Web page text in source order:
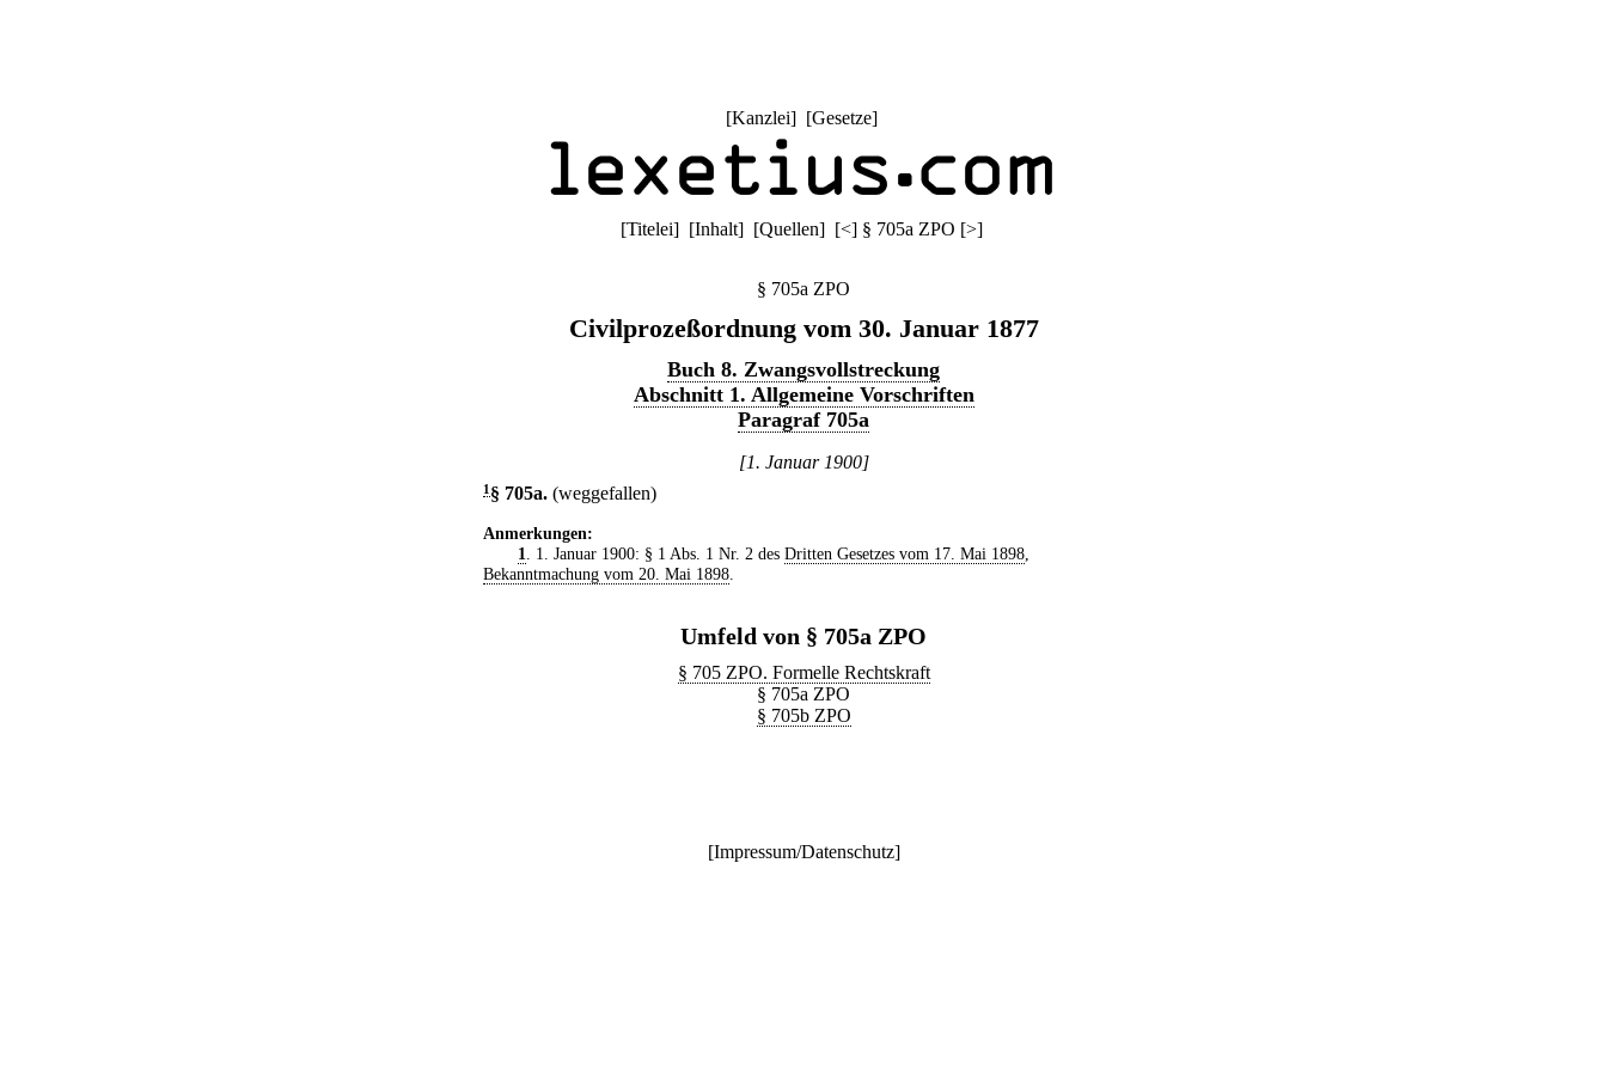
[Kanzlei] [Gesetze]
[Titelei] [Inhalt] [Quellen] [<] § 705a ZPO [>]
§ 705a ZPO
Civilprozeßordnung vom 30. Januar 1877
Buch 8. Zwangsvollstreckung
Abschnitt 1. Allgemeine Vorschriften
Paragraf 705a
[1. Januar 1900]
1 § 705a. (weggefallen)
Anmerkungen:
1
. 1. Januar 1900: § 1 Abs. 1 Nr. 2 des Dritten Gesetzes vom 17. Mai 1898,
Bekanntmachung vom 20. Mai 1898
Umfeld von § 705a ZPO
§ 705 ZPO. Formelle Rechtskraft
§ 705a ZPO
§ 705b ZPO
[Impressum/Datenschutz]